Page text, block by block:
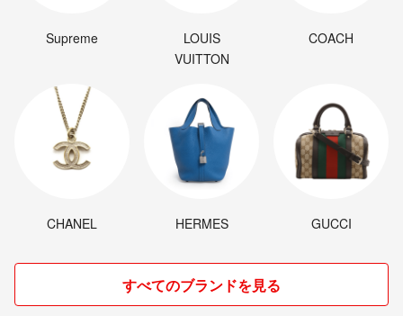
Supreme
LOUIS
VUITTON
COACH
CHANEL HERMES GUCCI
すべてのブランドを見る